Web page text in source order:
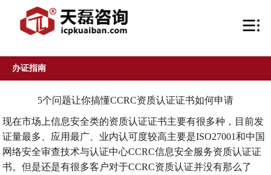
办证指南
5个问题让你搞懂CCRC资质认证证书如何申请
现在市场上信息安全类的资质认证证书主要有很多种，目前发
证量最多、应用最广、业内认可度较高主要是ISO27001和中国
网络安全审查技术与认证中心CCRC信息安全服务资质认证证
书。但是还是有很多客户对于CCRC资质认证并没有那么了